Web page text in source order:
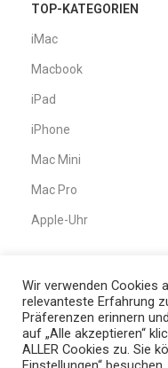
TOP-KATEGORIEN
iMac
Macbook
iPad
iPhone
Mac Mini
Mac Pro
Apple-Uhr
KUNDENDIENST
Über uns
Unser Prozess
Wir verwenden Cookies
relevanteste Erfahrung
Präferenzen erinnern
auf „Alle akzeptieren“
ALLER Cookies zu. Sie